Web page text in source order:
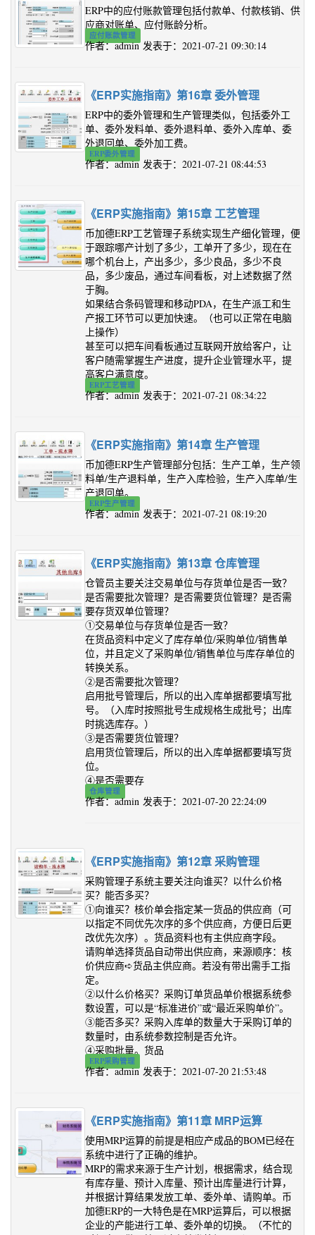
ERP中的应付账款管理包括付款单、付款核销、供
应商对账单、应付账龄分析。
应付账款管理
作者：admin 发表于：2021-07-21 09:30:14
《ERP实施指南》第16章 委外管理
ERP中的委外管理和生产管理类似，包括委外工
单、委外发料单、委外退料单、委外入库单、委
外退回单、委外加工费。
ERP委外管理
作者：admin 发表于：2021-07-21 08:44:53
《ERP实施指南》第15章 工艺管理
币加德ERP工艺管理子系统实现生产细化管理，便
于跟踪哪产计划了多少，工单开了多少，现在在
哪个机台上，产出多少，多少良品，多少不良
品，多少废品，通过车间看板，对上述数据了然
于胸。
如果结合条码管理和移动PDA，在生产派工和生
产报工环节可以更加快速。（也可以正常在电脑
上操作）
甚至可以把车间看板通过互联网开放给客户，让
客户随需掌握生产进度，提升企业管理水平，提
高客户满意度。
ERP工艺管理
作者：admin 发表于：2021-07-21 08:34:22
《ERP实施指南》第14章 生产管理
币加德ERP生产管理部分包括：生产工单，生产领
料单/生产退料单，生产入库检验，生产入库单/生
产退回单。
ERP生产管理
作者：admin 发表于：2021-07-21 08:19:20
《ERP实施指南》第13章 仓库管理
仓管员主要关注交易单位与存货单位是否一致？
是否需要批次管理？是否需要货位管理？是否需
要存货双单位管理？
①交易单位与存货单位是否一致？
在货品资料中定义了库存单位/采购单位/销售单
位，并且定义了采购单位/销售单位与库存单位的
转换关系。
②是否需要批次管理？
启用批号管理后，所以的出入库单据都要填写批
号。（入库时按照批号生成规格生成批号；出库
时挑选库存。）
③是否需要货位管理？
启用货位管理后，所以的出入库单据都要填写货
位。
④是否需要存
仓库管理
作者：admin 发表于：2021-07-20 22:24:09
《ERP实施指南》第12章 采购管理
采购管理子系统主要关注向谁买？以什么价格
买？能否多买？
①向谁买？核价单会指定某一货品的供应商（可
以指定不同优先次序的多个供应商，方便日后更
改优先次序）。货品资料也有主供应商字段。
请购单选择货品自动带出供应商，来源顺序：核
价供应商➪货品主供应商。若没有带出需手工指
定。
②以什么价格买？采购订单货品单价根据系统参
数设置，可以是“标准进价”或“最近采购单价”。
③能否多买？采购入库单的数量大于采购订单的
数量时，由系统参数控制是否允许。
④采购批量。货品
ERP采购管理
作者：admin 发表于：2021-07-20 21:53:48
《ERP实施指南》第11章 MRP运算
使用MRP运算的前提是相应产成品的BOM已经在
系统中进行了正确的维护。
MRP的需求来源于生产计划，根据需求，结合现
有库存量、预计入库量、预计出库量进行计算，
并根据计算结果发放工单、委外单、请购单。币
加德ERP的一大特色是在MRP运算后，可以根据
企业的产能进行工单、委外单的切换。（不忙的